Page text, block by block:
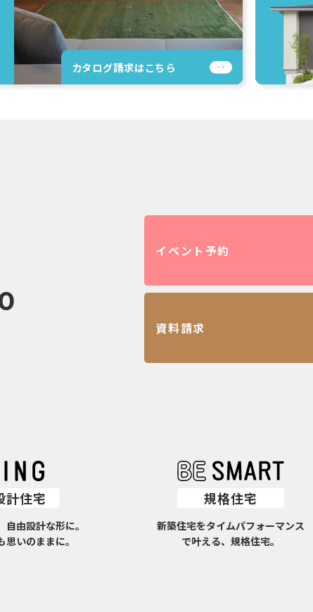
カタログ請求はこちら
イベント予約
資料請求
計住宅
由設計な形に。
いのままに。
規格住宅
新築住宅をタイムパフォーマンス
で叶える、規格住宅。